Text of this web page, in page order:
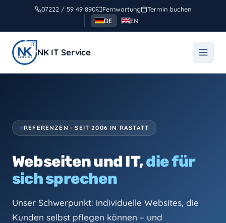
springen
07222 / 59 49 890 Fernwartung
Termin buchen
DE
EN
NK IT Service
REFERENZEN · SEIT 2006 IN RASTATT
Webseiten und IT,die für
sich sprechen
Unser Schwerpunkt: individuelle Websites, die
Kunden selbst pflegen können – und